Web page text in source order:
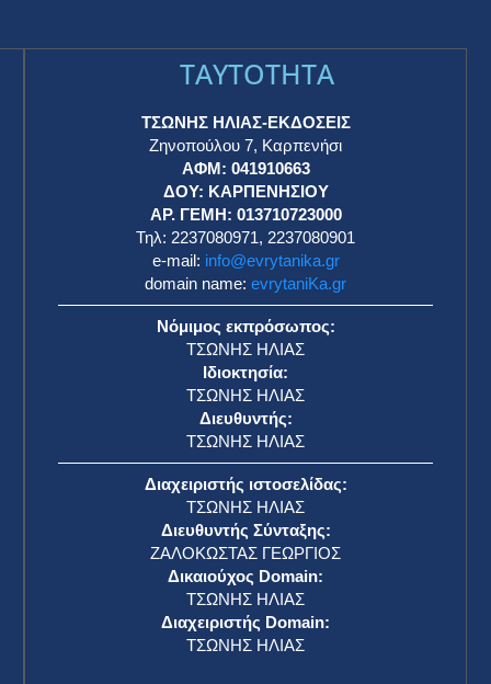
TAYTOTHTA
ΤΣΩΝΗΣ ΗΛΙΑΣ-ΕΚΔΟΣΕΙΣ
Ζηνοπούλου 7, Καρπενήσι
ΑΦΜ: 041910663
ΔΟΥ: ΚΑΡΠΕΝΗΣΙΟΥ
ΑΡ. ΓΕΜΗ: 013710723000
Τηλ: 2237080971, 2237080901
e-mail: info@evrytanika.gr
domain name: evrytaniKa.gr
Νόμιμος εκπρόσωπος:
ΤΣΩΝΗΣ ΗΛΙΑΣ
Ιδιοκτησία:
ΤΣΩΝΗΣ ΗΛΙΑΣ
Διευθυντής:
ΤΣΩΝΗΣ ΗΛΙΑΣ
Διαχειριστής ιστοσελίδας:
ΤΣΩΝΗΣ ΗΛΙΑΣ
Διευθυντής Σύνταξης:
ΖΑΛΟΚΩΣΤΑΣ ΓΕΩΡΓΙΟΣ
Δικαιούχος Domain:
ΤΣΩΝΗΣ ΗΛΙΑΣ
Διαχειριστής Domain:
ΤΣΩΝΗΣ ΗΛΙΑΣ